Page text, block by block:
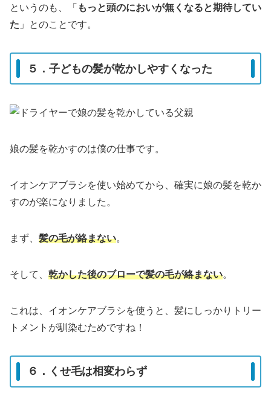
というのも、「 もっと頭のにおいが無くなると期待してい
た 」とのことです。
５．子どもの髪が乾かしやすくなった
娘の髪を乾かすのは僕の仕事です。
イオンケアブラシを使い始めてから、確実に娘の髪を乾か
すのが楽になりました。
まず、 髪の毛が絡まない。
そして、 乾かした後のブローで髪の毛が絡まない。
これは、イオンケアブラシを使うと、髪にしっかりトリー
トメントが馴染むためですね！
６．くせ毛は相変わらず